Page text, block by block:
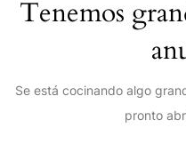
Tenemos
Se está cocinando algo
pronto